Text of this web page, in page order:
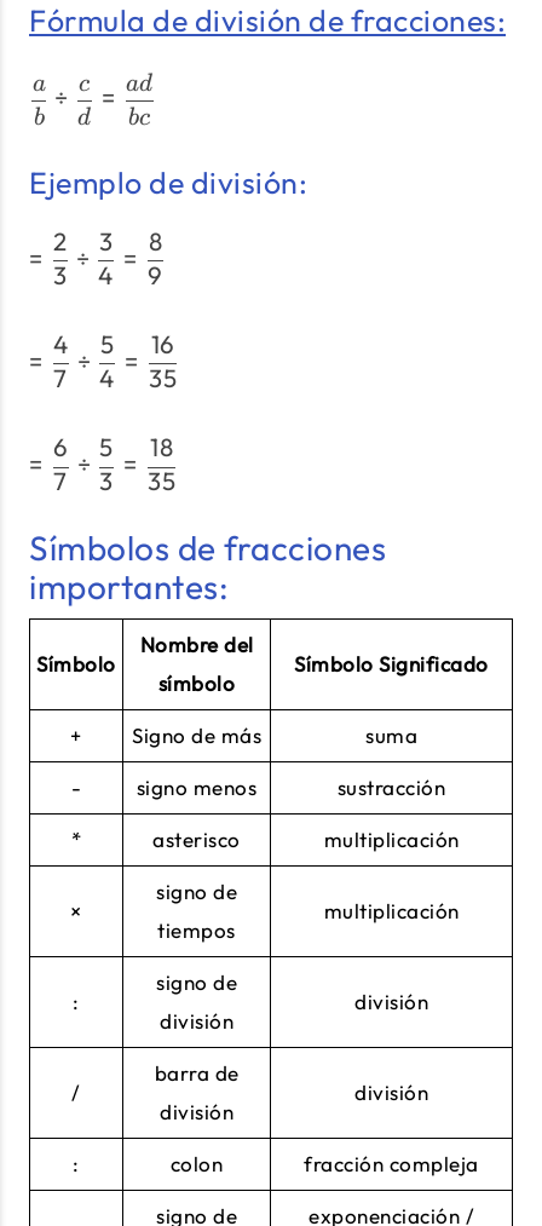
Fórmula de división de fracciones:
b
a ÷
d
c =
bc
ad
Ejemplo de división:
=
3
2
÷
4
3
=
9
8
=
7
4
÷
4
5
=
35
16
=
7
6
÷
3
5
=
35
18
Símbolos de fracciones
importantes:
Símbolo
Nombre del
símbolo
Símbolo Significado
+ Signo de más suma
- signo menos sustracción
* asterisco multiplicación
×
signo de
tiempos
multiplicación
:
signo de
división
división
/
barra de
división
división
: colon fracción compleja
signo de exponenciación /